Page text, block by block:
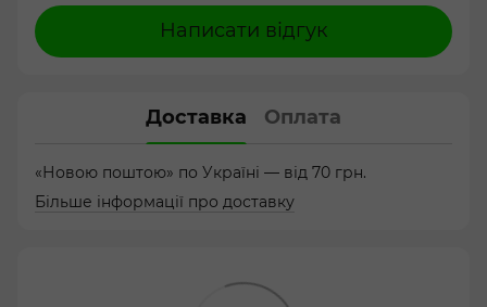
Написати відгук
Доставка Оплата
«Новою поштою» по Україні — від 70 грн.
Більше інформації про доставку